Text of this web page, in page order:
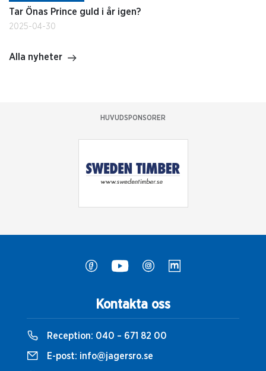
Tar Önas Prince guld i år igen?
2025-04-30
Alla nyheter
HUVUDSPONSORER
Kontakta oss
Reception: 040 – 671 82 00
E-post: info@jagersro.se